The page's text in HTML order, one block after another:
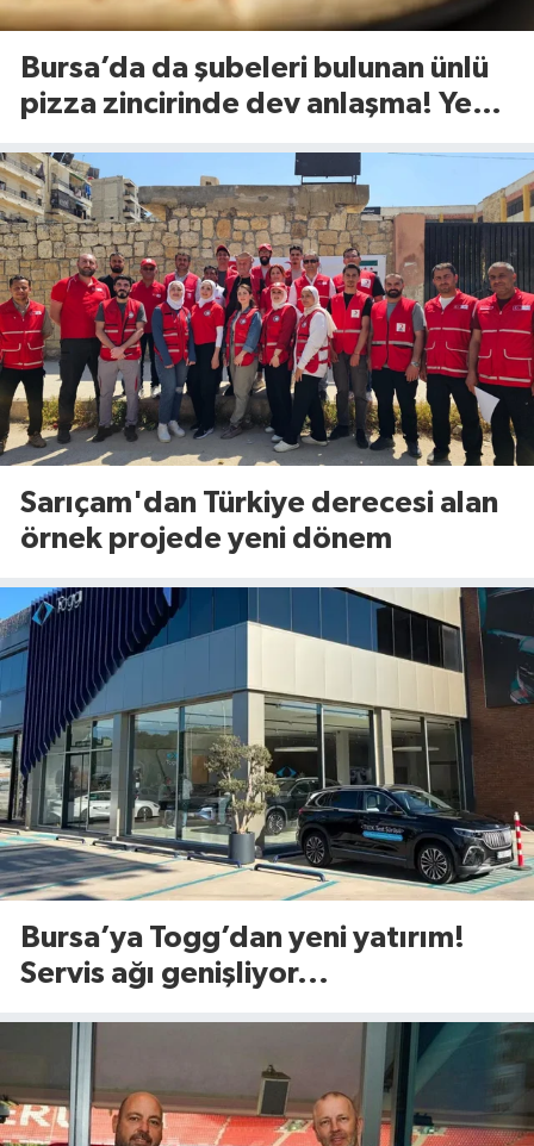
Bursa’da da şubeleri bulunan ünlü
pizza zincirinde dev anlaşma! Yeni
Sarıçam'dan Türkiye derecesi alan
örnek projede yeni dönem
Bursa’ya Togg’dan yeni yatırım!
Servis ağı genişliyor...